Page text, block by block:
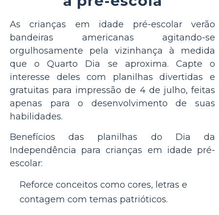
As crianças em idade pré-escolar verão
bandeiras americanas agitando-se
orgulhosamente pela vizinhança à medida
que o Quarto Dia se aproxima. Capte o
interesse deles com planilhas divertidas e
gratuitas para impressão de 4 de julho, feitas
apenas para o desenvolvimento de suas
habilidades.
Benefícios das planilhas do Dia da
Independência para crianças em idade pré-
escolar:
Reforce conceitos como cores, letras e
contagem com temas patrióticos.